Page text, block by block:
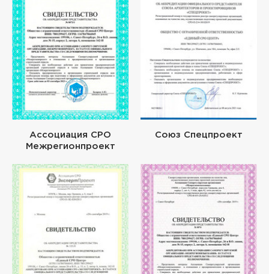
Ассоциация СРО
Межрегионпроект
Союз Спецпроект